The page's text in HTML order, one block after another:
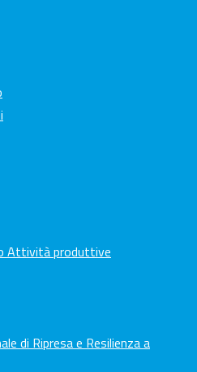
Attività produttive
di Ripresa e Resilienza a